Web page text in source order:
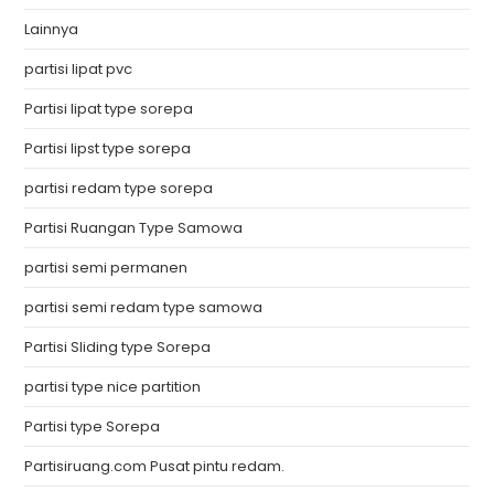
Lainnya
partisi lipat pvc
Partisi lipat type sorepa
Partisi lipst type sorepa
partisi redam type sorepa
Partisi Ruangan Type Samowa
partisi semi permanen
partisi semi redam type samowa
Partisi Sliding type Sorepa
partisi type nice partition
Partisi type Sorepa
Partisiruang.com Pusat pintu redam.